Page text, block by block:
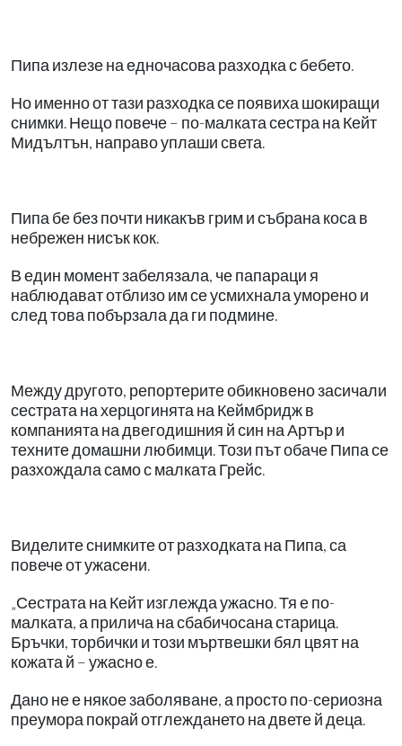
Пипа излезе на едночасова разходка с бебето.
Но именно от тази разходка се появиха шокиращи
снимки. Нещо повече – по-малката сестра на Кейт
Мидълтън, направо уплаши света.
Пипа бе без почти никакъв грим и събрана коса в
небрежен нисък кок.
В един момент забелязала, че папараци я
наблюдават отблизо им се усмихнала уморено и
след това побързала да ги подмине.
Между другото, репортерите обикновено засичали
сестрата на херцогинята на Кеймбридж в
компанията на двегодишния й син на Артър и
техните домашни любимци. Този път обаче Пипа се
разхождала само с малката Грейс.
Виделите снимките от разходката на Пипа, са
повече от ужасени.
„Сестрата на Кейт изглежда ужасно. Тя е по-
малката, а прилича на сбабичосана старица.
Бръчки, торбички и този мъртвешки бял цвят на
кожата й – ужасно е.
Дано не е някое заболяване, а просто по-сериозна
преумора покрай отглеждането на двете й деца.